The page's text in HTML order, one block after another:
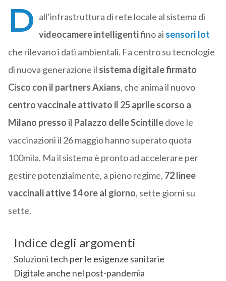
D all’infrastruttura di rete locale al sistema di
videocamere intelligentifino ai sensori Iot
che rilevano i dati ambientali. Fa centro su tecnologie
di nuova generazione il sistema digitale firmato
Cisco con il partners Axians, che anima il nuovo
centro vaccinale attivato il 25 aprile scorso a
Milano presso il Palazzo delle Scintilledove le
vaccinazioni il 26 maggio hanno superato quota
100mila. Ma il sistema è pronto ad accelerare per
gestire potenzialmente, a pieno regime, 72 linee
vaccinali attive 14 ore al giorno, sette giorni su
sette.
Indice degli argomenti
Soluzioni tech per le esigenze sanitarie
Digitale anche nel post-pandemia